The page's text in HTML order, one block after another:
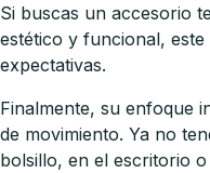
Si buscas un accesorio
estético y funcional,
expectativas.
Finalmente, su enfoque
de movimiento. Ya no
bolsillo, en el escritorio